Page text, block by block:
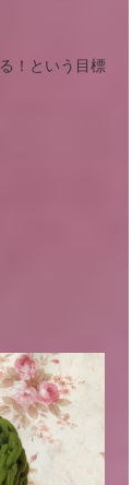
！という目標